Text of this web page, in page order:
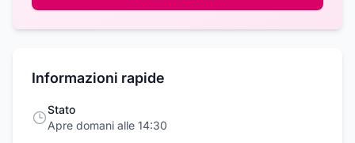
Informazioni rapide
Stato
Apre domani alle 14:30